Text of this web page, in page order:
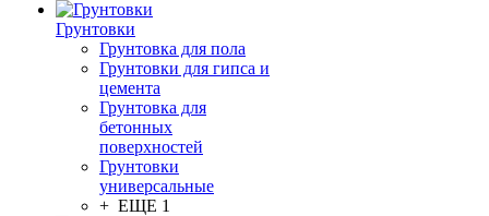
Грунтовки
Грунтовка для пола
Грунтовки для гипса и
цемента
Грунтовка для
бетонных
поверхностей
Грунтовки
универсальные
+ ЕЩЕ 1